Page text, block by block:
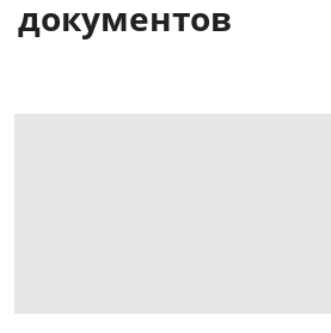
документов